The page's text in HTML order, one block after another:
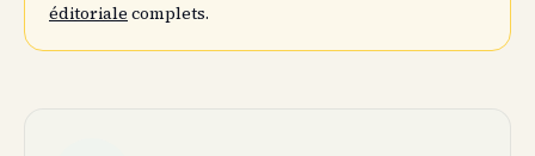
éditoriale complets.